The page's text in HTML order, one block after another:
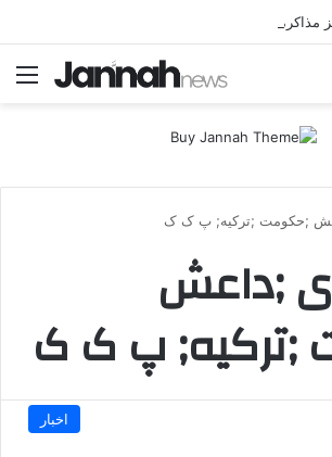
مذاکره؛ پژاک یک‌شبه «دموکرات» شد!
;حکومت ;ترکیه; پ ک ک
;داعش
;ترکیه; پ ک ک
اخبار